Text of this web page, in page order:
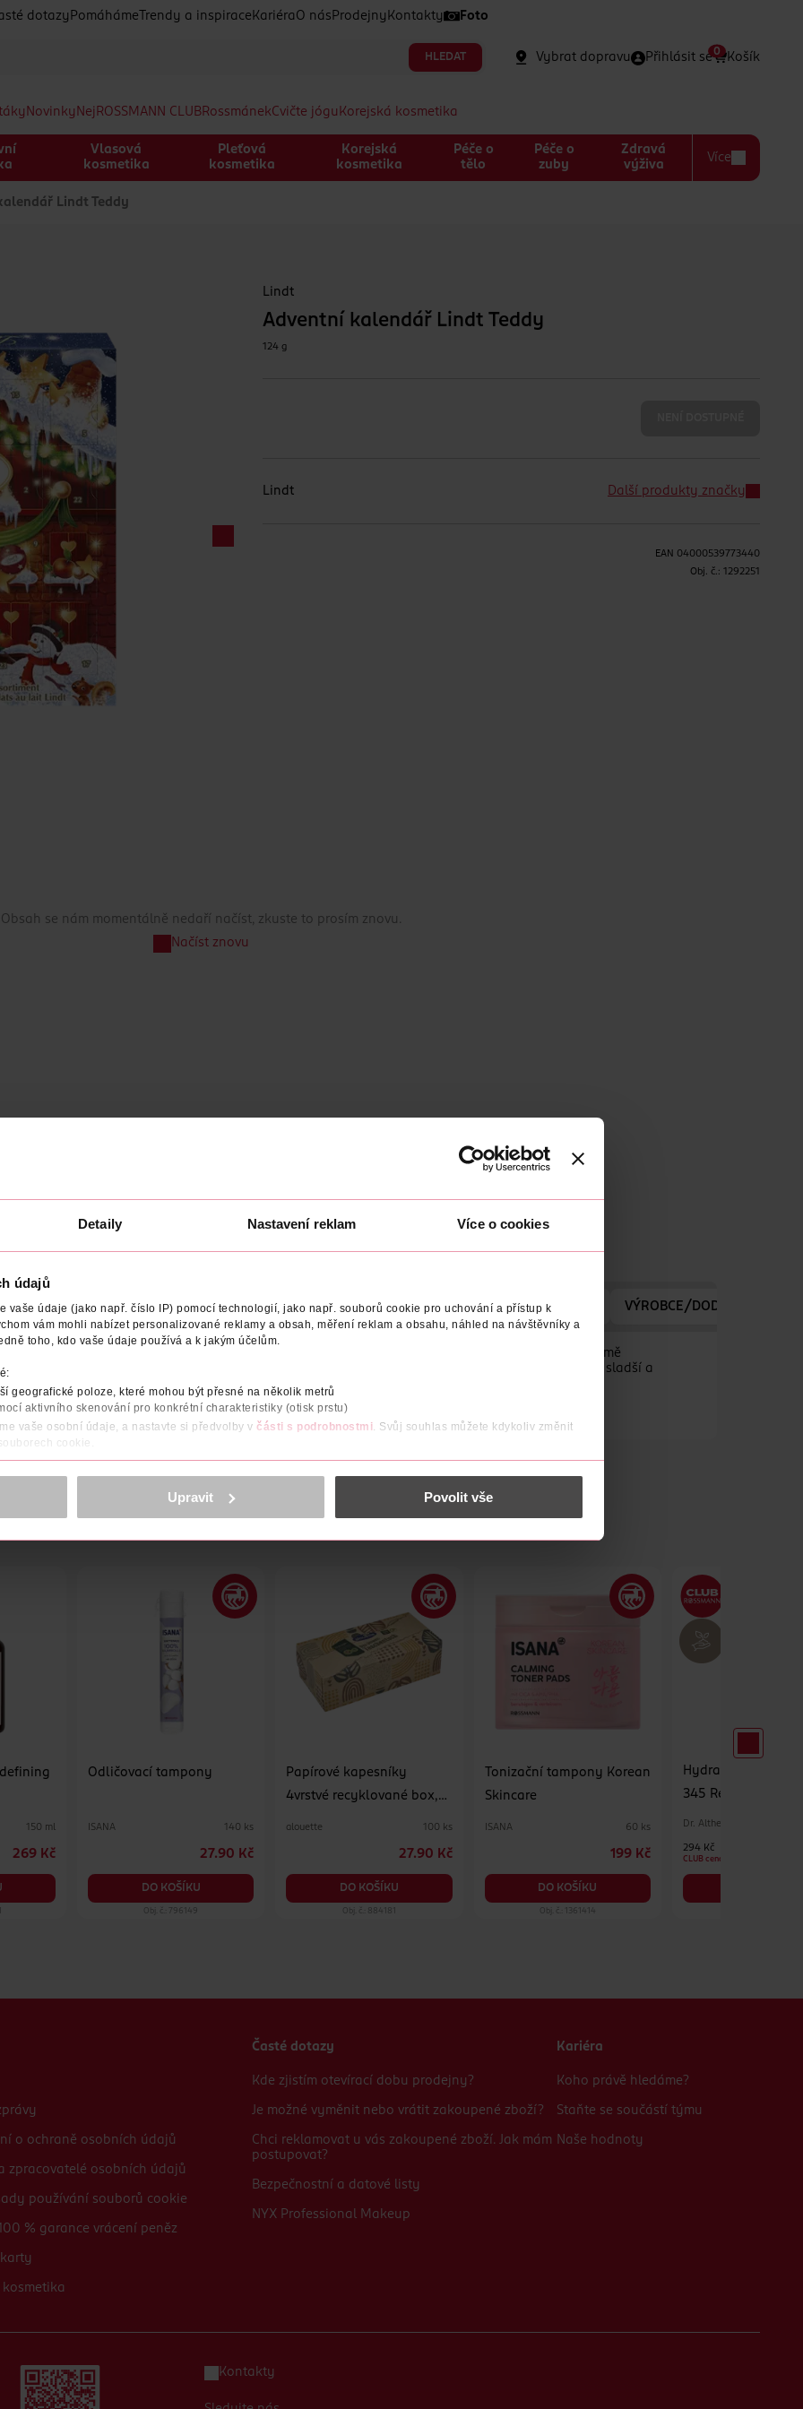
Detaily Nastavení reklam Více o cookies
údajů
vaše údaje (jako např. číslo IP) pomocí technologií, jako např. souborů cookie pro uchování a přístup k
vám mohli nabízet personalizované reklamy a obsah, měření reklam a obsahu, náhled na návštěvníky a
toho, kdo vaše údaje používá a k jakým účelům.
geografické poloze, které mohou být přesné na několik metrů
aktivního skenování pro konkrétní charakteristiky (otisk prstu)
vaše osobní údaje, a nastavte si předvolby v části s podrobnostmi. Svůj souhlas můžete kdykoliv změnit
cookie.
a reklam, funkcí sociálních médií, analýze návštěvnosti, které mohou nést osobní údaje.
osobních údajů.
<
Upravit Povolit vše
dotazy Pomáháme Trendy a inspirace Kariéra O nás Prodejny Kontakty Foto
HLEDAT Vybrat dopravu Přihlásit se Košík
0
Novinky Nej ROSSMANN CLUBRossmánekCvičte jógu Korejská kosmetika
Vlasová
kosmetika
Pleťová
kosmetika
Korejská
kosmetika
Péče o
tělo
Péče o
zuby
Zdravá
výživa
Více
Lindt Teddy
Lindt
Adventní kalendář Lindt Teddy
124 g
Lindt Další produkty značky
EAN 04000539773440
Obj. č.: 1292251
Obsah se nám momentálně nedaří načíst, zkuste to prosím znovu.
Načíst znovu
NÁZEV VÝROBCE/DODAVATELE ADRESA VÝROBCE/DODAVATELE VYROBENO V VÝROBCE/DODAVATEL
malého i velkého mlsouna čokolády. To co se skrývá za jednotlivými okénky vám samozřejmě
čokoládu s různorodými příchutěmi. Odpočítávejte do Vánoc s Lindt. Adventní doba tak bude o to sladší a
150 ml
269 Kč
Odličovací tampony
ISANA 140 ks
27.90 Kč
DO KOŠÍKU
Obj. č.: 796149
Papírové kapesníky
4vrstvé recyklované box,
alouette 100 ks
27.90 Kč
DO KOŠÍKU
Obj. č.: 884181
Tonizační tampony Korean
Skincare
ISANA 60 ks
199 Kč
DO KOŠÍKU
Obj. č.: 1361414
Hydratační
345 Relief Cream
Dr. Althea
294 Kč
CLUB cena
o ochraně osobních údajů
zpracovatelé osobních údajů
používání souborů cookie
% garance vrácení peněz
kosmetika
Časté dotazy
Kde zjistím otevírací dobu prodejny?
Je možné vyměnit nebo vrátit zakoupené zboží?
Chci reklamovat u vás zakoupené zboží. Jak mám
postupovat?
Bezpečnostní a datové listy
NYX Professional Makeup
Kariéra
Koho právě hledáme?
Staňte se součástí týmu
Naše hodnoty
Kontakty